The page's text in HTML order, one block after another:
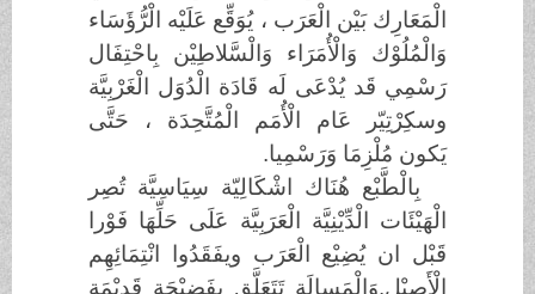
الْمَعَارِك بَيْن الْعَرَب ، يُوَقِّع عَلَيْه الْرُّؤَسَاء
وَالْمُلُوْك وَالْأُمَرَاء وَالْسَّلاطِيْن بِاحْتِفَال
رَسْمِي قَد يُدْعَى لَه قَادَة الْدُوَل الْغَرْبِيَّة
وسكِرْتِيّر عَام الْأُمَم الْمُتَّحِدَة ، حَتَّى
يَكون مُلْزِمَا وَرَسْمِيا.
بِالْطَّبْع هُنَاك اشْكَالِيّة سِيَاسِيَّة تُصِر
الْهَيْئَات الْدِّيْنِيَّة الْعَرَبِيَّة عَلَى حَلِّهَا فَوْرا
قَبْل ان يُضِيْع الْعَرَب ويفَقَدُوا انْتِمَائِهِم
الْأَصِيْل.وَالْمَسالَة تَتَعَلَّق بِفَضِيْحَة قَدِيْمَة